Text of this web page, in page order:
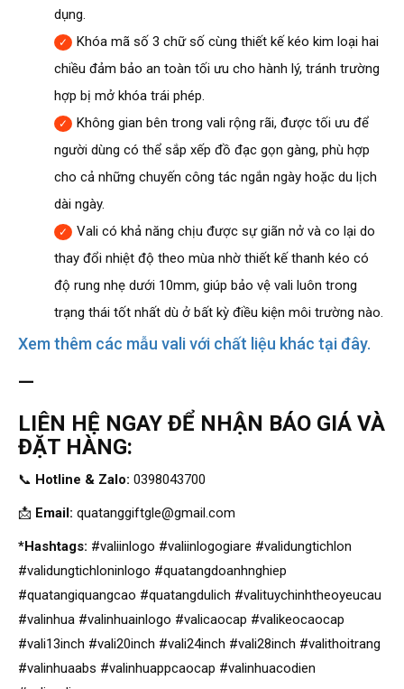
dụng.
Khóa mã số 3 chữ số cùng thiết kế kéo kim loại hai
chiều đảm bảo an toàn tối ưu cho hành lý, tránh trường
hợp bị mở khóa trái phép.
Không gian bên trong vali rộng rãi, được tối ưu để
người dùng có thể sắp xếp đồ đạc gọn gàng, phù hợp
cho cả những chuyến công tác ngắn ngày hoặc du lịch
dài ngày.
Vali có khả năng chịu được sự giãn nở và co lại do
thay đổi nhiệt độ theo mùa nhờ thiết kế thanh kéo có
độ rung nhẹ dưới 10mm, giúp bảo vệ vali luôn trong
trạng thái tốt nhất dù ở bất kỳ điều kiện môi trường nào.
Xem thêm các mẫu vali với chất liệu khác tại đây.
—
LIÊN HỆ NGAY ĐỂ NHẬN BÁO GIÁ VÀ
ĐẶT HÀNG:
📞 Hotline & Zalo: 0398043700
📩 Email: quatanggiftgle@gmail.com
*Hashtags: #valiinlogo #valiinlogogiare #validungtichlon
#validungtichloninlogo #quatangdoanhnghiep
#quatangiquangcao #quatangdulich #valituychinhtheoyeucau
#valinhua #valinhuainlogo #valicaocap #valikeocaocap
#vali13inch #vali20inch #vali24inch #vali28inch #valithoitrang
#valinhuaabs #valinhuappcaocap #valinhuacodien